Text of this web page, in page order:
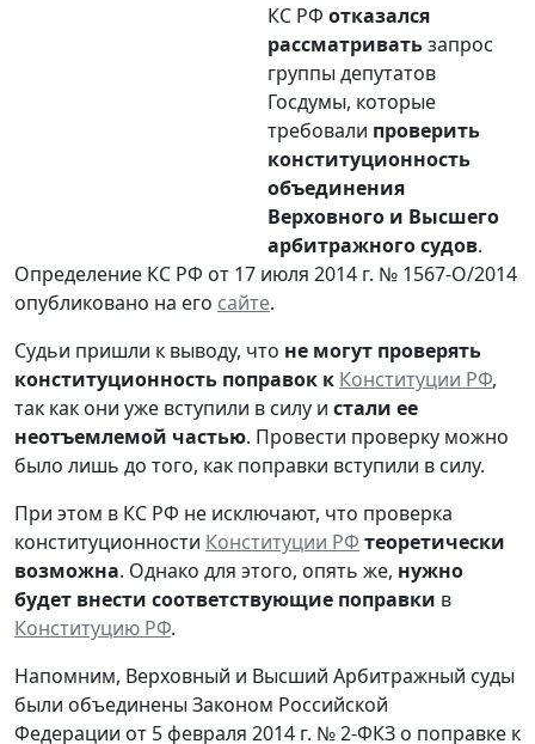
КС РФ отказался
рассматриватьзапрос
группы депутатов
Госдумы, которые
требовали проверить
конституционность
объединения
Верховного и Высшего
арбитражного судов.
Определение КС РФ от 17 июля 2014 г. № 1567-О/2014
опубликовано на его сайте.
Судьи пришли к выводу, что не могут проверять
конституционность поправок к Конституции РФ,
так как они уже вступили в силу и стали ее
неотъемлемой частью. Провести проверку можно
было лишь до того, как поправки вступили в силу.
При этом в КС РФ не исключают, что проверка
конституционности Конституции РФ теоретически
возможна. Однако для этого, опять же, нужно
будет внести соответствующие поправки в
Конституцию РФ.
Напомним, Верховный и Высший Арбитражный суды
были объединены Законом Российской
Федерации от 5 февраля 2014 г. № 2-ФКЗ о поправке к